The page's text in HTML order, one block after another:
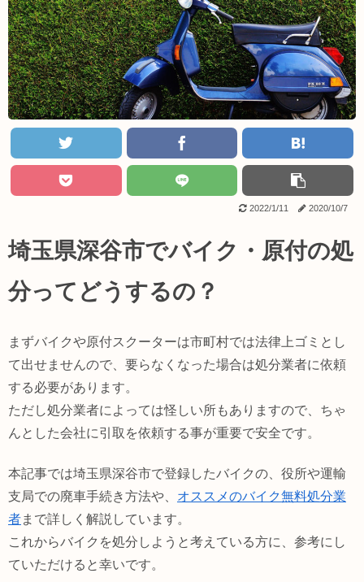
2022/1/11 2020/10/7
埼玉県深谷市でバイク・原付の処
分ってどうするの？
まずバイクや原付スクーターは市町村では法律上ゴミとし
て出せませんので、要らなくなった場合は処分業者に依頼
する必要があります。
ただし処分業者によっては怪しい所もありますので、ちゃ
んとした会社に引取を依頼する事が重要で安全です。
本記事では埼玉県深谷市で登録したバイクの、役所や運輸
支局での廃車手続き方法や、 オススメのバイク無料処分業
者まで詳しく解説しています。
これからバイクを処分しようと考えている方に、参考にし
ていただけると幸いです。